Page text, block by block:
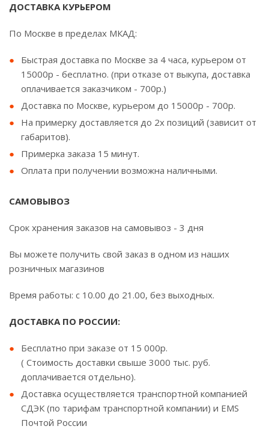
ДОСТАВКА КУРЬЕРОМ
По Москве в пределах МКАД:
Быстрая доставка по Москве за 4 часа, курьером от
15000р - бесплатно. (при отказе от выкупа, доставка
оплачивается заказчиком - 700р.)
Доставка по Москве, курьером до 15000р - 700р.
На примерку доставляется до 2х позиций (зависит от
габаритов).
Примерка заказа 15 минут.
Оплата при получении возможна наличными.
САМОВЫВОЗ
Срок хранения заказов на самовывоз - 3 дня
Вы можете получить свой заказ в одном из наших
розничных магазинов
Время работы: с 10.00 до 21.00, без выходных.
ДОСТАВКА ПО РОССИИ:
Бесплатно при заказе от 15 000р.
( Стоимость доставки свыше 3000 тыс. руб.
доплачивается отдельно).
Доставка осуществляется транспортной компанией
СДЭК (по тарифам транспортной компании) и EMS
Почтой России